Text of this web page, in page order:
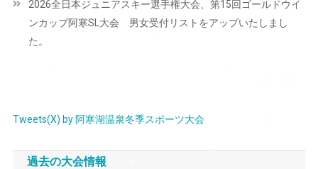
ゲ
ー
ン
2026全日本ジュニアスキー選手権大会、第15回ゴールドウイ
ンカップ阿寒SL大会 男女受付リストをアップいたしまし
た。
Tweets(X) by 阿寒湖温泉冬季スポーツ大会
過去の大会情報